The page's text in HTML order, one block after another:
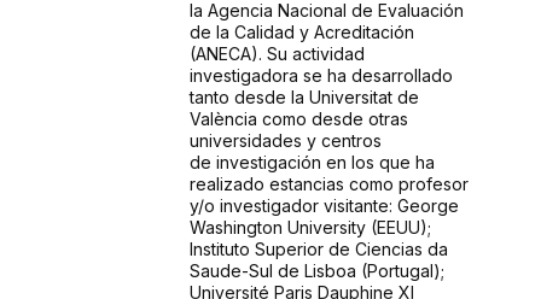
la Agencia Nacional de Evaluación
de la Calidad y Acreditación
(ANECA). Su actividad
investigadora se ha desarrollado
tanto desde la Universitat de
València como desde otras
universidades y centros
de investigación en los que ha
realizado estancias como profesor
y/o investigador visitante: George
Washington University (EEUU);
Instituto Superior de Ciencias da
Saude-Sul de Lisboa (Portugal);
Université Paris Dauphine XI